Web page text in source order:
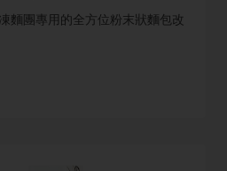
麵團專用的全方位粉末狀麵包改